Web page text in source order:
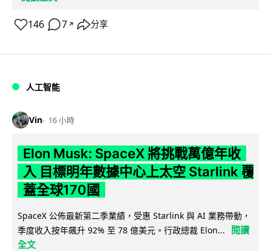
146 7 ↗ 分享
人工智能
Vin 16 小時
Elon Musk: SpaceX 將挑戰萬億年收
入 目標明年數據中心上太空 Starlink 覆
蓋全球170國
SpaceX 公佈最新第二季業績，受惠 Starlink 與 AI 業務帶動，
季度收入按年飆升 92% 至 78 億美元。行政總裁 Elon...
閱讀
全文